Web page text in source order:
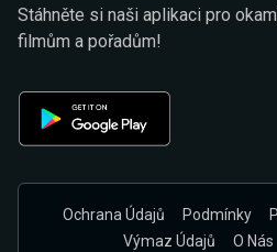
Stáhněte si naši aplikaci pro
filmům a pořadům!
Ochrana Údajů Podmínky
Výmaz Údajů
O Nás